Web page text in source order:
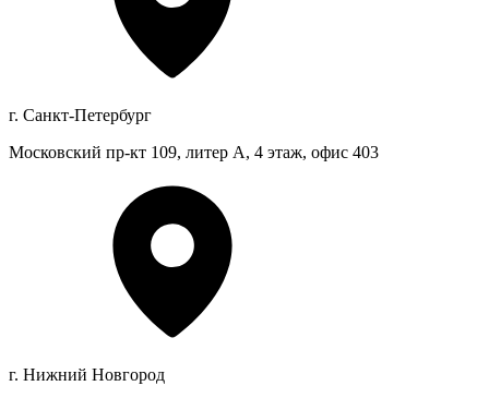
г. Санкт-Петербург
Московский пр-кт 109, литер А, 4 этаж, офис 403
г. Нижний Новгород